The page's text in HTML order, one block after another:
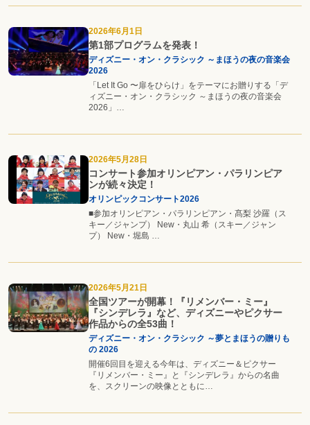
2026年6月1日
第1部プログラムを発表！
ディズニー・オン・クラシック ～まほうの夜の音楽会
2026
「Let It Go 〜扉をひらけ」をテーマにお贈りする「デ
ィズニー・オン・クラシック ～まほうの夜の音楽会
2026」…
2026年5月28日
コンサート参加オリンピアン・パラリンピア
ンが続々決定！
オリンピックコンサート2026
■参加オリンピアン・パラリンピアン・髙梨 沙羅（ス
キー／ジャンプ） New・丸山 希（スキー／ジャン
プ） New・堀島 …
2026年5月21日
全国ツアーが開幕！『リメンバー・ミー』
『シンデレラ』など、ディズニーやピクサー
作品からの全53曲！
ディズニー・オン・クラシック ～夢とまほうの贈りも
の 2026
開催6回目を迎える今年は、ディズニー＆ピクサー
『リメンバー・ミー』と『シンデレラ』からの名曲
を、スクリーンの映像とともに…